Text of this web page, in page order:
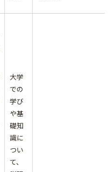
大学
での
学び
や基
礎知
識に
つい
て、